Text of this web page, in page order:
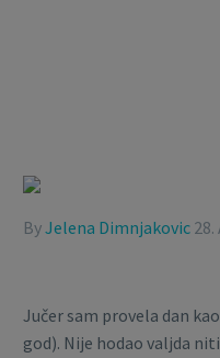
ByJelena Dimnjakovic 28.
Jučer sam provela dan
god). Nije hodao valjda